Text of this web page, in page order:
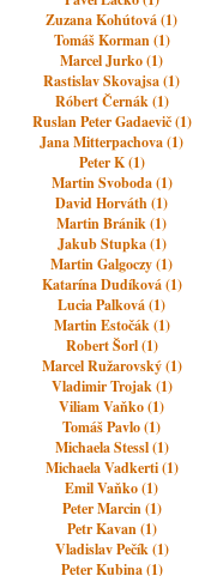
Zuzana Kohútová (1)
Tomáš Korman (1)
Marcel Jurko (1)
Rastislav Skovajsa (1)
Róbert Černák (1)
Ruslan Peter Gadaevič (1)
Jana Mitterpachova (1)
Peter K (1)
Martin Svoboda (1)
David Horváth (1)
Martin Bránik (1)
Jakub Stupka (1)
Martin Galgoczy (1)
Katarína Dudíková (1)
Lucia Palková (1)
Martin Estočák (1)
Robert Šorl (1)
Marcel Ružarovský (1)
Vladimir Trojak (1)
Viliam Vaňko (1)
Tomáš Pavlo (1)
Michaela Stessl (1)
Michaela Vadkerti (1)
Emil Vaňko (1)
Peter Marcin (1)
Petr Kavan (1)
Vladislav Pečík (1)
Peter Kubina (1)